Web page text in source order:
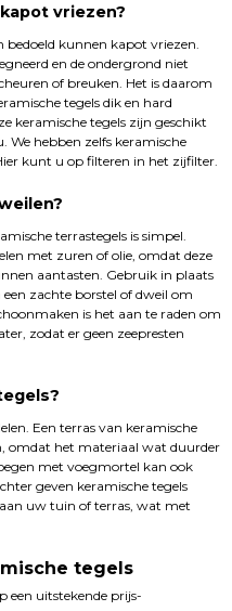
vriezen?
bedoeld kunnen kapot vriezen.
en de ondergrond niet
of breuken. Het is daarom
tegels dik en hard
keramische tegels zijn geschikt
We hebben zelfs keramische
kunt u op filteren in het zijfilter.
terrastegels is simpel.
met zuren of olie, omdat deze
aantasten. Gebruik in plaats
zachte borstel of dweil om
is het aan te raden om
zodat er geen zeepresten
Een terras van keramische
omdat het materiaal wat duurder
met voegmortel kan ook
geven keramische tegels
uw tuin of terras, wat met
tegels
een uitstekende prijs-